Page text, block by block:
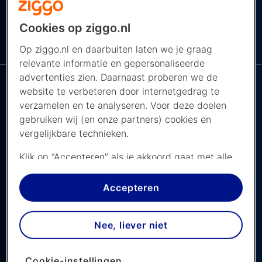
NAVIGEER NAAR ...
Ziggo
Panathinaikos vs Ajax,
Vriendschappelijk
Kijk deze vriendschappelijke wedstrijd live op het
YouTube kanaal van Ajax
Laatste update: 4 juli 2026
zaterdag 4 juli 2026
Cookies op ziggo.nl
Op ziggo.nl en daarbuiten laten we je graag
relevante informatie en gepersonaliseerde
advertenties zien. Daarnaast proberen we de
website te verbeteren door internetgedrag te
verzamelen en te analyseren. Voor deze doelen
gebruiken wij (en onze partners) cookies en
vergelijkbare technieken.
Klik op “Accepteren” als je akkoord gaat met alle
cookies. Kies je voor “Nee, liever niet”, dan
plaatsen we alleen strikt noodzakelijke cookies om
de website goed te laten werken. Dat betekent
dat we geen vormen van personalisatie
toepassen.
Accepteren
Nee, liever niet